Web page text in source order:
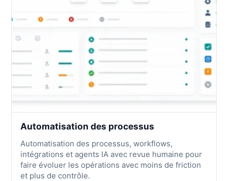
Automatisation des processus
Automatisation des processus, workflows,
intégrations et agents IA avec revue humaine pour
faire évoluer les opérations avec moins de friction
et plus de contrôle.